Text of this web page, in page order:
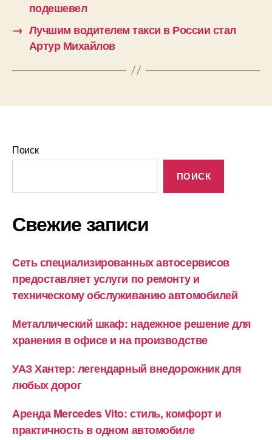
подешевел
→ Лучшим водителем такси в России стал
Артур Михайлов
Поиск
ПОИСК
Свежие записи
Сеть специализированных автосервисов
предоставляет услуги по ремонту и
техническому обслуживанию автомобилей
Металлический шкаф: надежное решение для
хранения в офисе и на производстве
УАЗ Хантер: легендарный внедорожник для
любых дорог
Аренда Mercedes Vito: стиль, комфорт и
практичность в одном автомобиле